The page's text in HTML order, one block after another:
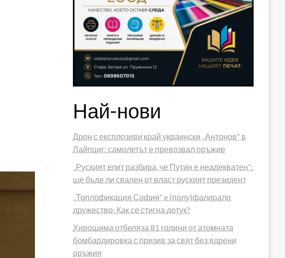
Най-нови
Дрон с експлозиви край украински „Антонов“ в
Лайпциг: самолетът е превозвал оръжие
„Руският елит разбира, че Путин е неадекватен“:
ще бъде ли свален от власт руският президент
„Топлофикация София“ e (полу)фалирало
дружество: Как се стигна дотук?
Хирошима отбеляза 81 години от атомната
бомбардировка с призив за свят без ядрени
оръжия